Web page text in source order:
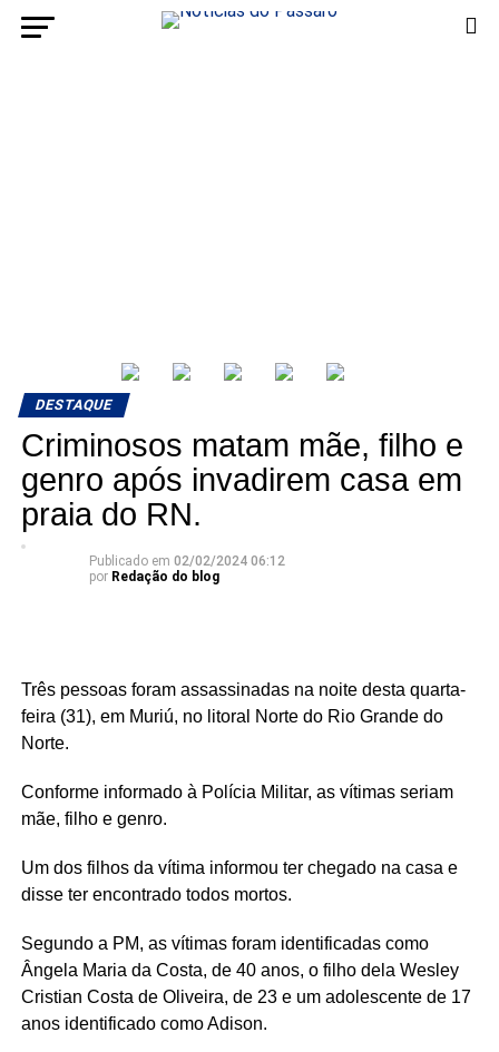
DESTAQUE
Criminosos matam mãe, filho e
genro após invadirem casa em
praia do RN.
Publicado em 02/02/2024 06:12
por Redação do blog
Três pessoas foram assassinadas na noite desta quarta-
feira (31), em Muriú, no litoral Norte do Rio Grande do
Norte.
Conforme informado à Polícia Militar, as vítimas seriam
mãe, filho e genro.
Um dos filhos da vítima informou ter chegado na casa e
disse ter encontrado todos mortos.
Segundo a PM, as vítimas foram identificadas como
Ângela Maria da Costa, de 40 anos, o filho dela Wesley
Cristian Costa de Oliveira, de 23 e um adolescente de 17
anos identificado como Adison.